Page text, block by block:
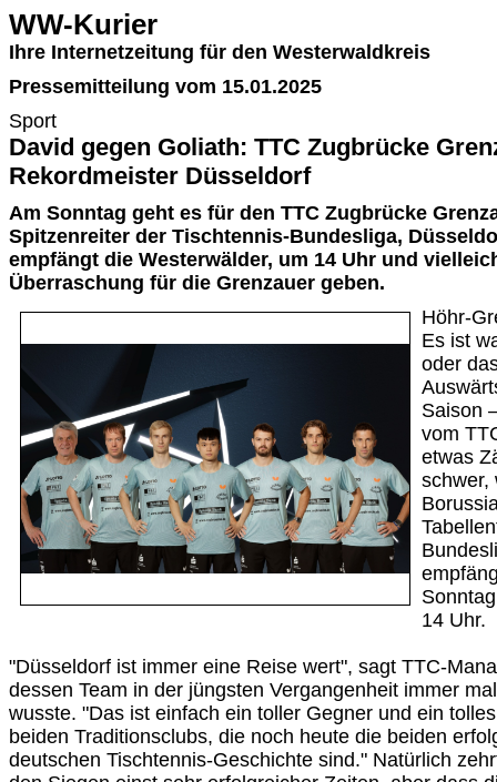
WW-Kurier
Ihre Internetzeitung für den Westerwaldkreis
Pressemitteilung vom 15.01.2025
Sport
David gegen Goliath: TTC Zugbrücke
Rekordmeister Düsseldorf
Am Sonntag geht es für den TTC Zugbrücke
Spitzenreiter der Tischtennis-Bundesliga,
empfängt die Westerwälder, um 14 Uhr und
Überraschung für die Grenzauer geben.
Höhr-
Es ist
oder
Saison
vom
etwas
schwer,
14 Uhr.
"Düsseldorf ist immer eine Reise wert", sagt TTC-
dessen Team in der jüngsten Vergangenheit immer
wusste. "Das ist einfach ein toller Gegner und ein
beiden Traditionsclubs, die noch heute die beiden
deutschen Tischtennis-Geschichte sind." Natürlich